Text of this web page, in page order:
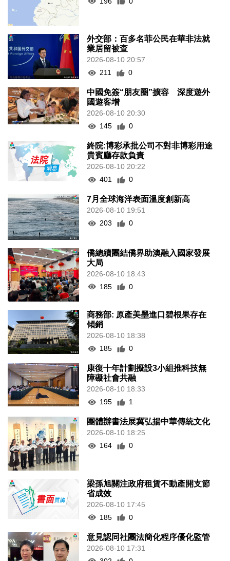
外交部：百多名菲公民在華非法就
業居留被查
2026-08-10 20:57
211
0
中國免簽“朋友圈”擴容 深度遊外
國遊客增
2026-08-10 20:30
145
0
終院:博彩承批公司不對非博彩用途
貴賓廳存款負責
2026-08-10 20:22
401
0
7月全球海洋表面溫度創新高
2026-08-10 19:51
203
0
僑總續團結僑界助澳融入國家發展
大局
2026-08-10 18:43
185
0
商務部: 原產美墨進口碧根果存在
傾銷
2026-08-10 18:38
185
0
康復十年計劃擬設3小組推科技無
障礙社會共融
2026-08-10 18:33
195
1
團體辦書法展冀弘揚中華傳統文化
2026-08-10 18:25
164
0
梁孫旭關注政府租賃不動產開支節
省成效
2026-08-10 17:45
185
0
意見認同社團法簡化程序優化監管
2026-08-10 17:31